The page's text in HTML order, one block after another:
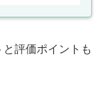
評価ポイントも